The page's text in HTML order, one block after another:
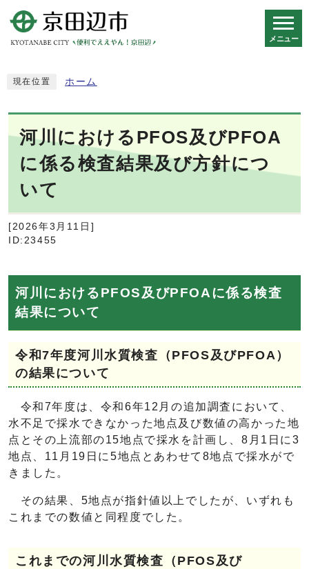
メニュー
現在位置 ホーム
河川におけるPFOS及びPFOA
に係る検査結果及び方針につ
いて
[2026年3月11日]
ID:23455
河川におけるPFOS及びPFOAに係る検査
結果について
令和7年度河川水質検査（PFOS及びPFOA）
の結果について
令和7年度は、令和6年12月の追加調査において、
水不足で採水できなかった地点及び数値の高かった地
点とその上流部の15地点で採水を計画し、8月1日に3
地点、11月19日に5地点とあわせて8地点で採水がで
きました。
その結果、5地点が指針値以上でしたが、いずれも
これまでの数値と同程度でした。
これまでの河川水質検査（PFOS及び